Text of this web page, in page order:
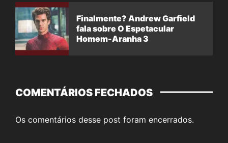
Finalmente? Andrew Garfield
fala sobre O Espetacular
Homem-Aranha 3
COMENTÁRIOS FECHADOS
Os comentários desse post foram encerrados.